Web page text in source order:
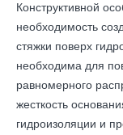
Конструктивной
необходимость
стяжки поверх
необходима для
равномерного
жесткость
гидроизоляции и